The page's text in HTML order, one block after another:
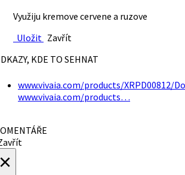
Využiju kremove cervene a ruzove
Uložit Zavřít
KDE TO SEHNAT
www.vivaia.com/products/XRPD00812/
www.vivaia.com/products…